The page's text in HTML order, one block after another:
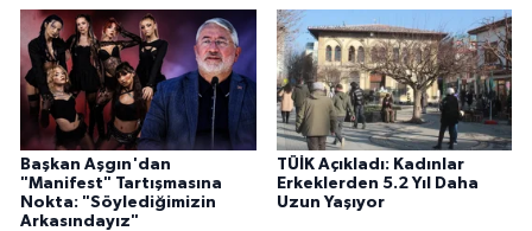
Başkan Aşgın'dan
"Manifest" Tartışmasına
Nokta: "Söylediğimizin
Arkasındayız"
TÜİK Açıkladı: Kadınlar
Erkeklerden 5.2 Yıl Daha
Uzun Yaşıyor